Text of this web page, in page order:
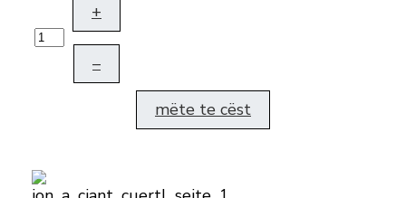
+
–
mëte te cëst